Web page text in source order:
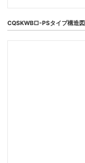
CQSKWB□-PSタイプ構造図